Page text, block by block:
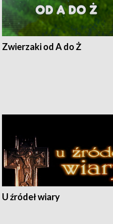
Zwierzaki od A do Ż
U źródeł wiary